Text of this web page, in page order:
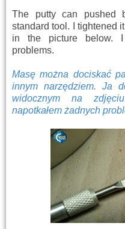
The putty can pushed
standard tool. I tightened
in the picture below.
problems.
Masę można dociskać
innym narzędziem. Ja
widocznym na
napotkałem żadnych